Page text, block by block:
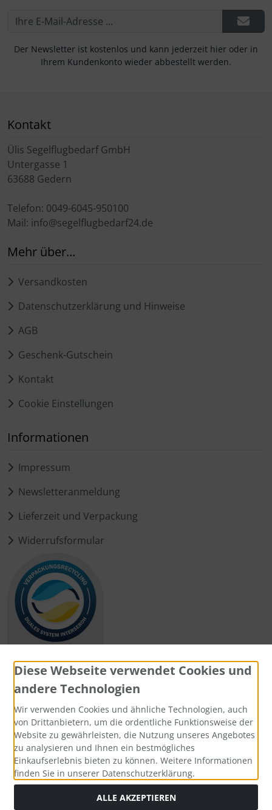
Der Newsletter ist kostenlos und kann jederzeit hier oder in
Ihrem Kundenkonto wieder abbestellt werden.
Kontakt
Ülis Segelflugbedarf GmbH
Untergasse 1
63688 Gedern
Telefon: 0049-6045-950100
Mail: info@segelflugbedarf24.de
Mehr über...
Versandkosten
Datenschutzerklärung und Hinweise
AGB
Geschenk-Gutschein
Kontakt
Cookie Einstellungen
Informationen
Impressum
Newsletteranmeldung
Lieferzeit und Verpackung
Widerrufsformular
Zahlungsmethoden
Social Media
Diese Webseite verwendet Cookies und
andere Technologien
Wir verwenden Cookies und ähnliche Technologien, auch
von Drittanbietern, um die ordentliche Funktionsweise der
Website zu gewährleisten, die Nutzung unseres Angebotes
zu analysieren und Ihnen ein bestmögliches
Einkaufserlebnis bieten zu können. Weitere Informationen
finden Sie in unserer Datenschutzerklärung.
ALLE AKZEPTIEREN